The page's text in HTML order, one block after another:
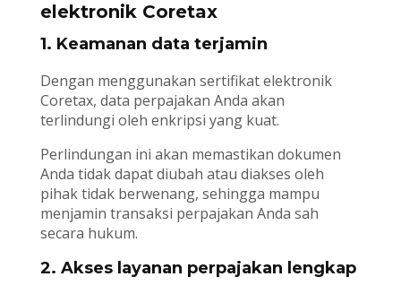
elektronik Coretax
1. Keamanan data terjamin
Dengan menggunakan sertifikat elektronik
Coretax, data perpajakan Anda akan
terlindungi oleh enkripsi yang kuat.
Perlindungan ini akan memastikan dokumen
Anda tidak dapat diubah atau diakses oleh
pihak tidak berwenang, sehingga mampu
menjamin transaksi perpajakan Anda sah
secara hukum.
2. Akses layanan perpajakan lengkap